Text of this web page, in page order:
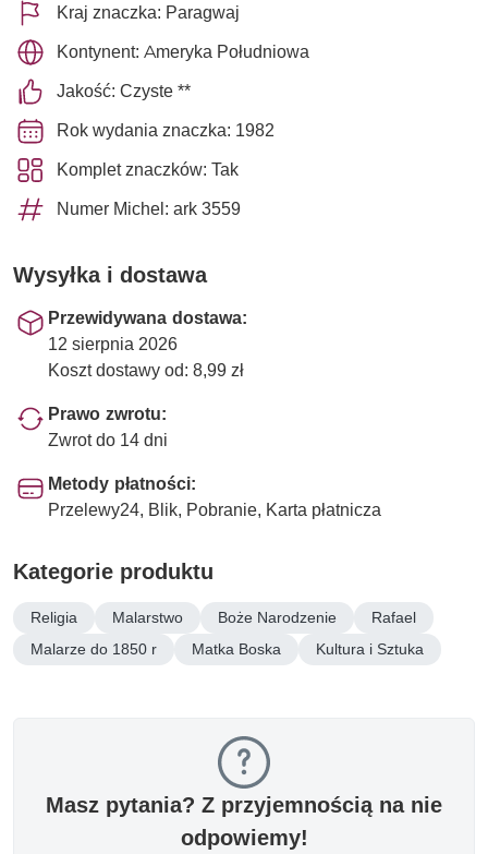
Kraj znaczka: Paragwaj
Kontynent: Ameryka Południowa
Jakość: Czyste **
Rok wydania znaczka: 1982
Komplet znaczków: Tak
Numer Michel: ark 3559
Wysyłka i dostawa
Przewidywana dostawa:
12 sierpnia 2026
Koszt dostawy od: 8,99 zł
Prawo zwrotu:
Zwrot do 14 dni
Metody płatności:
Przelewy24, Blik, Pobranie, Karta płatnicza
Kategorie produktu
Religia Malarstwo Boże Narodzenie
Rafael
Malarze do 1850 r
Matka Boska Kultura i Sztuka
Masz pytania? Z przyjemnością na nie
odpowiemy!